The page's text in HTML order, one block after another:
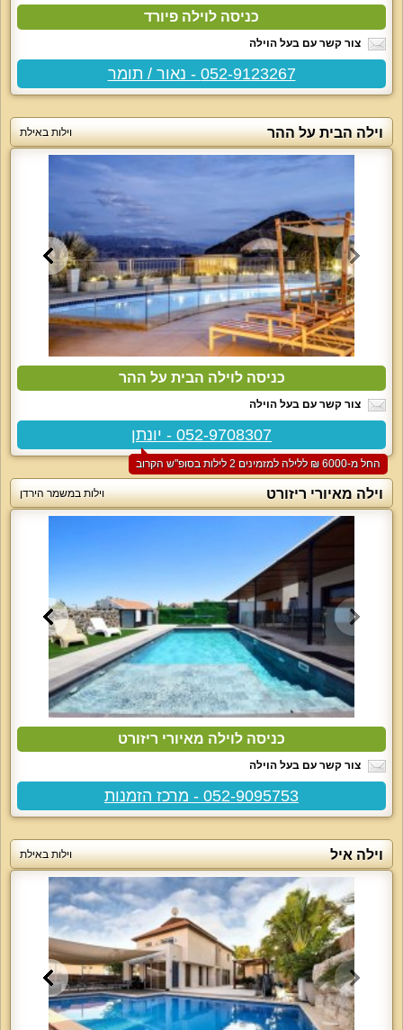
כניסה לוילה פיורד
צור קשר עם בעל הוילה
052-9123267 - נאור / תומר
וילה הבית על ההר וילות באילת
כניסה לוילה הבית על ההר
צור קשר עם בעל הוילה
052-9708307 - יונתן
החל מ-‏6000 ₪ ללילה למזמינים 2 לילות בסופ"ש הקרוב
וילה מאיורי ריזורט וילות במשמר הירדן
כניסה לוילה מאיורי ריזורט
צור קשר עם בעל הוילה
052-9095753 - מרכז הזמנות
וילה איל וילות באילת